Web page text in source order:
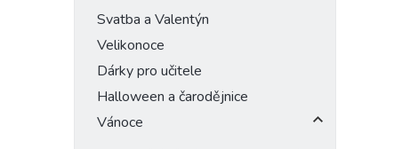
Svatba a Valentýn
Velikonoce
Dárky pro učitele
Halloween a čarodějnice
Vánoce